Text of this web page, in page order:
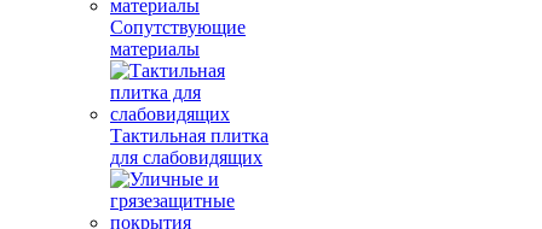
Сопутствующие
материалы
Тактильная плитка
для слабовидящих